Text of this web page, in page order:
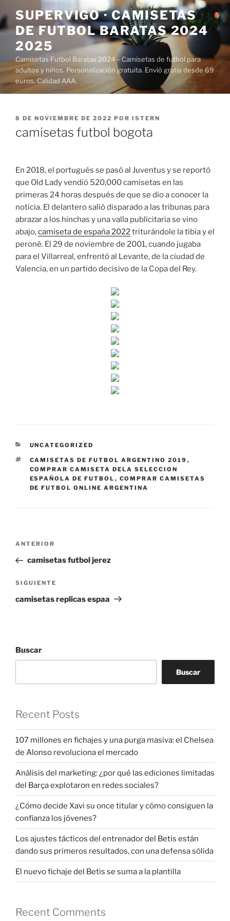
al
contenido
SUPERVIGO · CAMISETAS
DE FUTBOL BARATAS 2024
2025
Camisetas Futbol Baratas 2024 – Camisetas de futbol para
adultos y niños. Personalización gratuita. Envió gratis desde 69
euros. Calidad AAA.
PUBLICADO
8 DE NOVIEMBRE DE 2022 POR ISTERN
camisetas futbol bogota
En 2018, el portugués se pasó al Juventus y se reportó
que Old Lady vendió 520,000 camisetas en las
primeras 24 horas después de que se dio a conocer la
noticia. El delantero salió disparado a las tribunas para
abrazar a los hinchas y una valla publicitaria se vino
abajo,camiseta de españa 2022triturándole la tibia y el
peroné. El 29 de noviembre de 2001, cuando jugaba
para el Villarreal, enfrentó al Levante, de la ciudad de
Valencia, en un partido decisivo de la Copa del Rey.
CATEGORÍAS
UNCATEGORIZED
ETIQUETAS
CAMISETAS DE FUTBOL ARGENTINO 2019 ,
COMPRAR CAMISETA DELA SELECCION
ESPAÑOLA DE FUTBOL , COMPRAR CAMISETAS
DE FUTBOL ONLINE ARGENTINA
Navegación
entradas
Entrada
anterior:
ANTERIOR
camisetas futbol jerez
Siguiente
entrada
SIGUIENTE
camisetas replicas espaa
Buscar
Buscar
Recent Posts
107 millones en fichajes y una purga masiva: el Chelsea
de Alonso revoluciona el mercado
Análisis del marketing: ¿por qué las ediciones limitadas
del Barça explotaron en redes sociales?
¿Cómo decide Xavi su once titular y cómo consiguen la
confianza los jóvenes?
Los ajustes tácticos del entrenador del Betis están
dando sus primeros resultados, con una defensa sólida
El nuevo fichaje del Betis se suma a la plantilla
Recent Comments